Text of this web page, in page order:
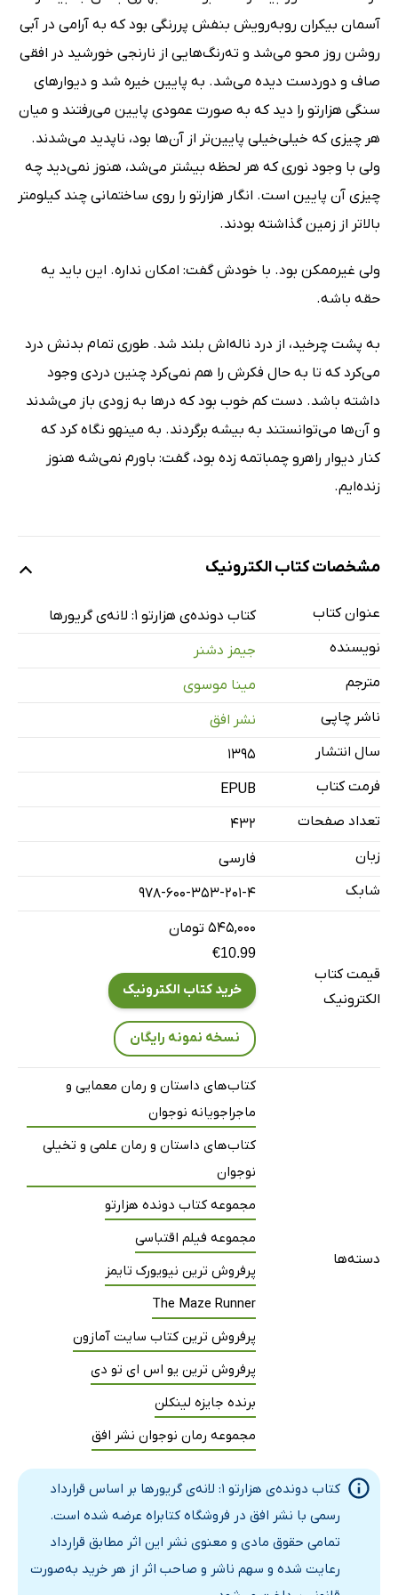
آسمان بیکران روبه‌رویش بنفش پررنگی بود که به آرامی در آبی
روشن روز محو می‌شد و ته‌رنگ‌هایی از نارنجی خورشید در افقی
صاف و دوردست دیده ‌می‌شد. به پایین خیره شد و دیوارهای
سنگی هزارتو را دید که به صورت عمودی پایین می‌رفتند و میان
هر چیزی که خیلی‌خیلی پایین‌تر از آن‌ها بود، ناپدید می‌شدند.
ولی با وجود نوری که هر لحظه بیشتر می‌شد، هنوز نمی‌دید چه
چیزی آن پایین است. انگار هزارتو را روی ساختمانی چند کیلومتر
بالاتر از زمین گذاشته ‌بودند.
ولی غیرممکن بود. با خودش گفت: امکان نداره. این باید یه
حقه باشه.
به پشت چرخید، از درد ناله‌اش بلند شد. طوری تمام بدنش درد
می‌کرد که تا به‌ حال فکرش را هم نمی‌کرد چنین دردی وجود
داشته‌ باشد. دست کم خوب بود که درها به زودی باز می‌شدند
و آن‌ها می‌توانستند به بیشه برگردند. به مینهو نگاه کرد که
کنار دیوار راهرو چمباتمه زده بود، گفت: باورم نمی‌شه هنوز
زنده‌ایم.
مشخصات کتاب الکترونیک
عنوان کتاب
کتاب دونده‌ی هزارتو 1: لانه‌ی گریورها
نویسنده
جیمز دشنر
مترجم
مینا موسوی
ناشر چاپی
نشر افق
سال انتشار
۱۳۹۵
فرمت کتاب
EPUB
تعداد صفحات
432
زبان
فارسی
شابک
978-600-353-201-4
قیمت کتاب
الکترونیک
۵۴۵,۰۰۰ تومان
€10.99
خرید کتاب الکترونیک
نسخه نمونه رایگان
دسته‌ها
کتاب‌های داستان و رمان معمایی و
ماجراجویانه نوجوان
کتاب‌های داستان و رمان علمی و تخیلی
نوجوان
مجموعه کتاب دونده هزارتو
مجموعه فیلم اقتباسی
پرفروش ترین نیویورک تایمز
The Maze Runner
پرفروش ترین کتاب سایت آمازون
پرفروش ترین یو اس ای تو دی
برنده جایزه لینکلن
مجموعه رمان نوجوان نشر افق
کتاب دونده‌ی هزارتو 1: لانه‌ی گریورها بر اساس قرارداد
رسمی با نشر افق در فروشگاه کتابراه عرضه شده است.
تمامی حقوق مادی و معنوی نشر این اثر مطابق قرارداد
رعایت شده و سهم ناشر و صاحب اثر از هر خرید به‌صورت